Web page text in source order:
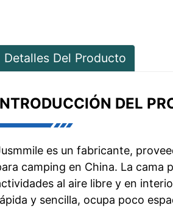
Detalles Del Producto
DEL
es un fabricante,
camping en China. La cama
al aire libre y en
y sencilla, ocupa poco